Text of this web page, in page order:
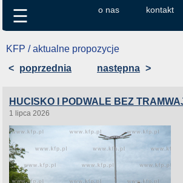
o nas kontakt
☰
KFP / aktualne propozycje
< poprzednia następna >
HUCISKO I PODWALE BEZ
1 lipca 2026